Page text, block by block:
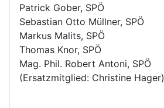
Patrick Gober, SPÖ
Sebastian Otto Müllner, SPÖ
Markus Malits, SPÖ
Thomas Knor, SPÖ
Mag. Phil. Robert Antoni, SPÖ
(Ersatzmitglied: Christine Hager)